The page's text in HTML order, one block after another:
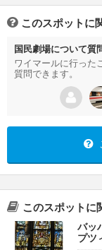
このスポットに
国民劇場について質
ワイマールに行った
質問できます。
このスポットに
バッ
プツ